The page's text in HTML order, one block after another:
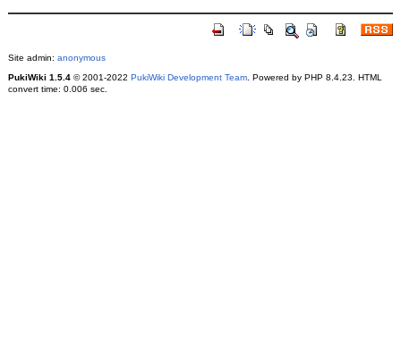
Site admin: anonymous
PukiWiki 1.5.4© 2001-2022 PukiWiki Development Team. Powered by PHP 8.4.23. HTML
convert time: 0.006 sec.